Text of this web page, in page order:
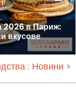
2026 в Париж:
вкусове
: Новини >